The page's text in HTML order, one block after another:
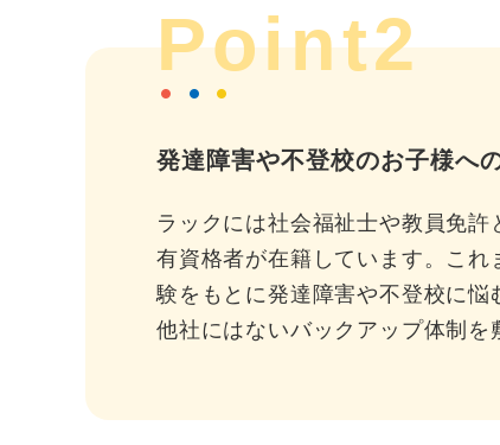
Point2
発達障害や不登校のお子様へ
ラックには社会福祉士や教員免許
有資格者が在籍しています。これ
験をもとに発達障害や不登校に悩
他社にはないバックアップ体制を